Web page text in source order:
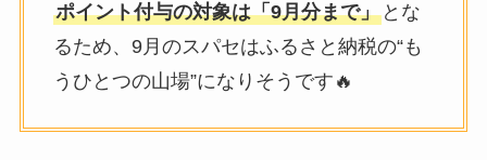
ポイント付与の対象は「9月分まで」とな
るため、9月のスパセはふるさと納税の“も
うひとつの山場”になりそうです🔥